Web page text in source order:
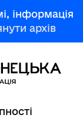
інформація
архів